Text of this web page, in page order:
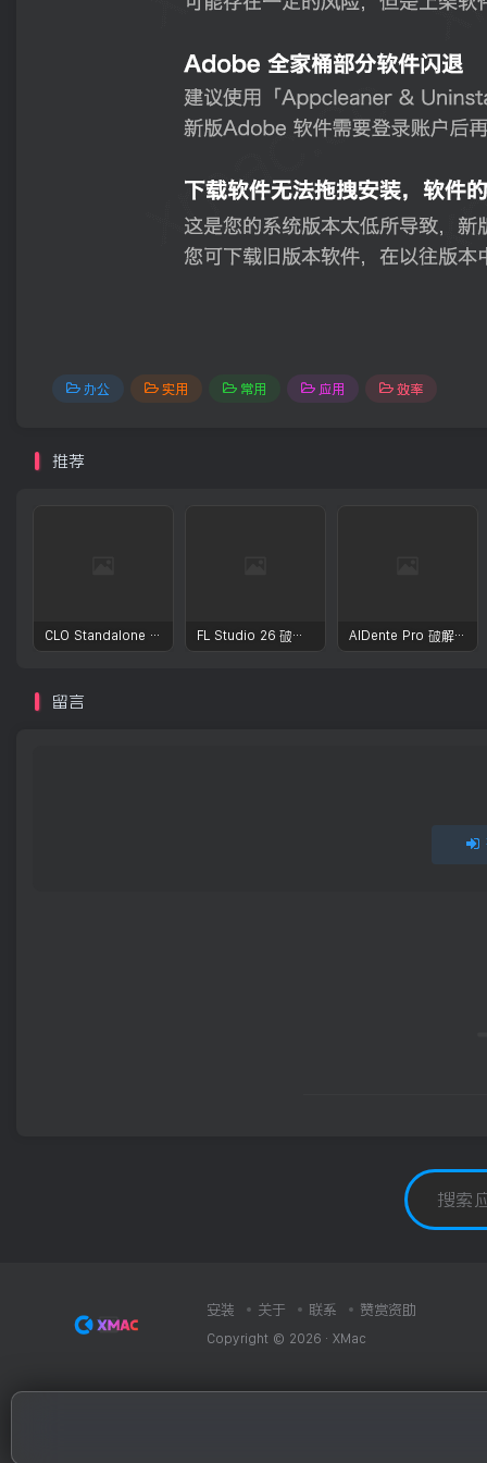
办公 实用 常用 应用 效率
推荐
CLO Standalone OnlineAuth Mac激活版-CLO3D三维服装设计演示软件 FL Studio 26 破解版 – 强大的音频后期处理程序 AlDente Pro 破解版 – macOS强大的电池管家电池优化工具
留言
安装 关于 联系 赞赏资助
Copyright © 2026 · XMac